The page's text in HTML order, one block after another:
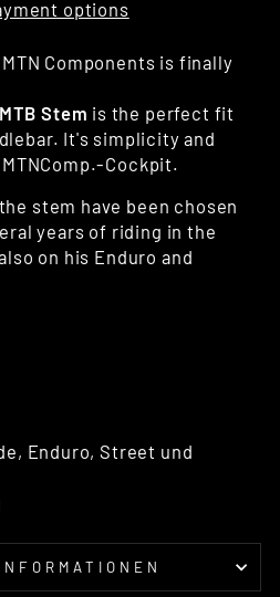
options
Components is finally
Stem is the perfect fit
It's simplicity and
Cockpit.
stem have been chosen
years of riding in the
on his Enduro and
Enduro, Street und